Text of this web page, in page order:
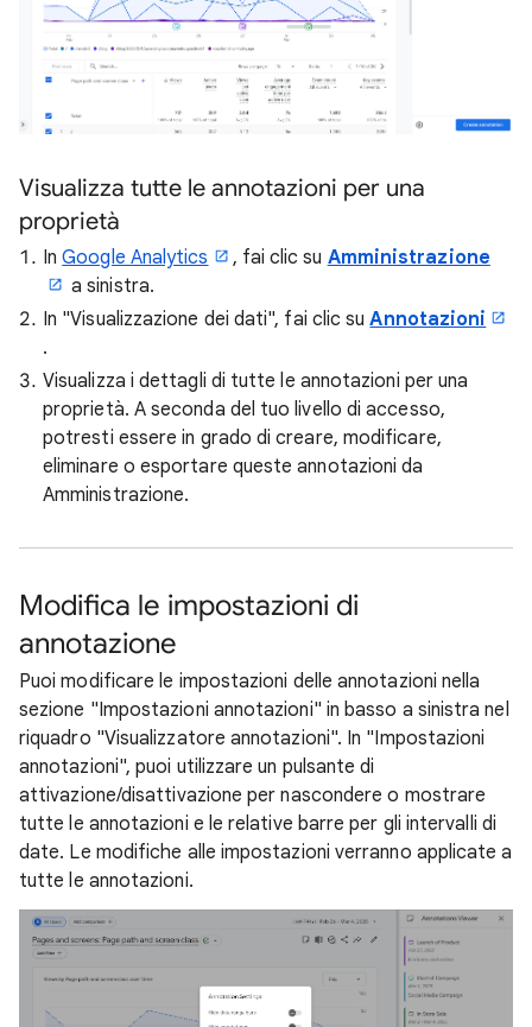
Visualizza tutte le annotazioni per una
proprietà
InGoogle Analytics , fai clic su Amministrazione
a sinistra.
In "Visualizzazione dei dati", fai clic suAnnotazioni
.
Visualizza i dettagli di tutte le annotazioni per una
proprietà. A seconda del tuo livello di accesso,
potresti essere in grado di creare, modificare,
eliminare o esportare queste annotazioni da
Amministrazione.
Modifica le impostazioni di
annotazione
Puoi modificare le impostazioni delle annotazioni nella
sezione "Impostazioni annotazioni" in basso a sinistra nel
riquadro "Visualizzatore annotazioni". In "Impostazioni
annotazioni", puoi utilizzare un pulsante di
attivazione/disattivazione per nascondere o mostrare
tutte le annotazioni e le relative barre per gli intervalli di
date. Le modifiche alle impostazioni verranno applicate a
tutte le annotazioni.